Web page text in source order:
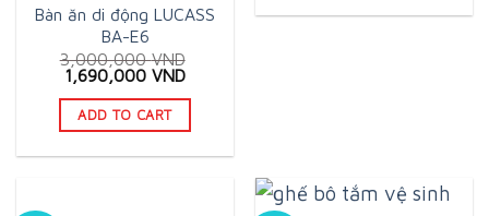
Bàn ăn di động LUCASS
BA-E6
3,000,000VND
Original
price
was:
3,000,000 VND.
1,690,000 VNDCurrent
is:
ADD TO CART